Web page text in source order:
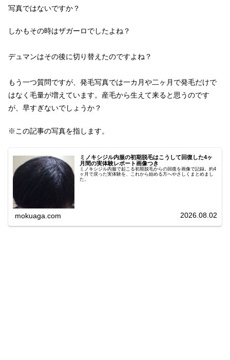
写真ではないですか？
しかもその時はザガーロでしたよね？
デュマンはその後に切り替えたのですよね？
もう一つ質問ですが、発毛写真では一カ月や二ヶ月で発毛だけで
はなく毛量が増えています。産毛から生えて来ると思うのです
が、早すぎないでしょうか？
※この記事の写真を指します。
ミノキシジル内服の初期脱毛はこうして回復した4ヶ
月間の実体験レポート画像つき
ミノキシジル内服で起こる初期脱毛からの回復を画像で記録。約4
ヶ月で戻った実体験を、これから始める方へやさしくまとめまし
た。
mokuaga.com 2026.08.02